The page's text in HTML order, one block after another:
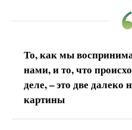
То, как мы
нами, и то, что
деле, – это две далеко
картины